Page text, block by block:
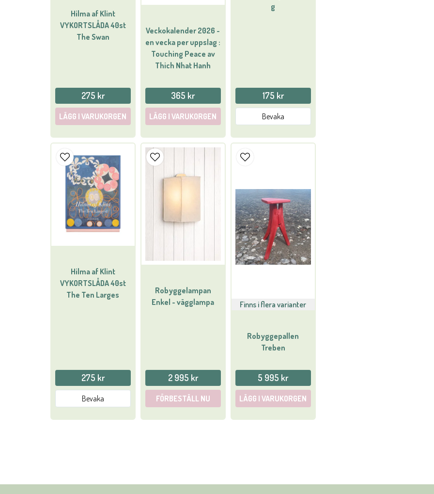
Hilma af Klint
VYKORTSLÅDA 40st
The Swan
275 kr
LÄGG I VARUKORGEN
Veckokalender 2026 -
en vecka per uppslag :
Touching Peace av
Thich Nhat Hanh
365 kr
LÄGG I VARUKORGEN
g
175 kr
Bevaka
Hilma af Klint
VYKORTSLÅDA 40st
The Ten Larges
275 kr
Bevaka
Robyggelampan
Enkel - vägglampa
2 995 kr
FÖRBESTÄLL NU
Finns i flera varianter
Robyggepallen
Treben
5 995 kr
LÄGG I VARUKORGEN